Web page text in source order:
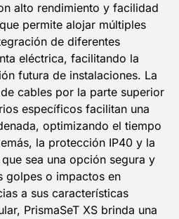
alto rendimiento y facilidad
permite alojar múltiples
de diferentes
eléctrica, facilitando la
futura de instalaciones. La
cables por la parte superior
específicos facilitan una
optimizando el tiempo
la protección IP40 y la
sea una opción segura y
golpes o impactos en
a sus características
PrismaSeT XS brinda una